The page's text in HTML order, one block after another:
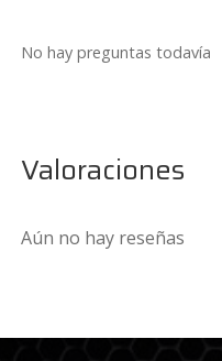
No hay preguntas todavía
Valoraciones
Aún no hay reseñas